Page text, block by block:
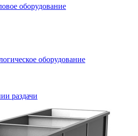
оборудование
оборудование
раздачи